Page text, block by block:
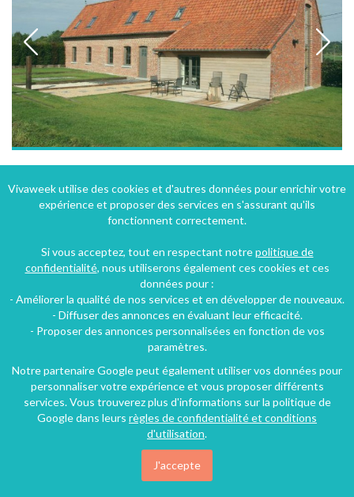
Gîte de charme, au coeur du pays des collines, situé à Wodecq en Région Wallonne dans la Province de Hainaut en Belgique
Wodecq (49 km), Hainaut, Région wallonne, Belgique
Vivaweek utilise des cookies et d'autres données pour enrichir votre
expérience et proposer des services en s'assurant qu'ils
fonctionnent correctement.
Si vous acceptez, tout en respectant notrepolitique de
confidentialité, nous utiliserons également ces cookies et ces
données pour :
- Améliorer la qualité de nos services et en développer de nouveaux.
- Diffuser des annonces en évaluant leur efficacité.
- Proposer des annonces personnalisées en fonction de vos
paramètres.
Notre partenaire Google peut également utiliser vos données pour
personnaliser votre expérience et vous proposer différents
services. Vous trouverez plus d'informations sur la politique de
Google dans leurs règles de confidentialité et conditions
d'utilisation.
J'accepte